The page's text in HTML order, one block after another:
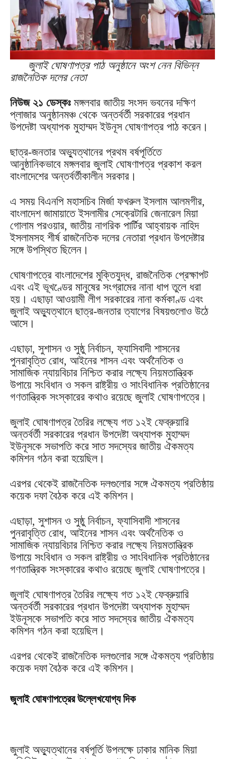
জুলাই ঘোষণাপত্র পাঠ অনুষ্ঠানে অংশ নেন বিভিন্ন
রাজনৈতিক দলের নেতা
নিউজ ২১ ডেস্কঃ মঙ্গলবার জাতীয় সংসদ ভবনের দক্ষিণ
প্লাজার অনুষ্ঠানমঞ্চ থেকে অন্তর্বর্তী সরকারের প্রধান
উপদেষ্টা অধ্যাপক মুহাম্মদ ইউনূস ঘোষণাপত্র পাঠ করেন।
ছাত্র-জনতার অভ্যুত্থানের প্রথম বর্ষপূর্তিতে
আনুষ্ঠানিকভাবে মঙ্গলবার জুলাই ঘোষণাপত্র প্রকাশ করল
বাংলাদেশের অন্তর্বর্তীকালীন সরকার।
এ সময় বিএনপি মহাসচিব মির্জা ফখরুল ইসলাম আলমগীর,
বাংলাদেশ জামায়াতে ইসলামীর সেক্রেটারি জেনারেল মিয়া
গোলাম পরওয়ার, জাতীয় নাগরিক পার্টির আহ্বায়ক নাহিদ
ইসলামসহ শীর্ষ রাজনৈতিক দলের নেতারা প্রধান উপদেষ্টার
সঙ্গে উপস্থিত ছিলেন।
ঘোষণাপত্রে বাংলাদেশের মুক্তিযুদ্ধ, রাজনৈতিক প্রেক্ষাপট
এবং এই ভূখণ্ডের মানুষের সংগ্রামের নানা ধাপ তুলে ধরা
হয়। এছাড়া আওয়ামী লীগ সরকারের নানা কর্মকাণ্ড এবং
জুলাই অভ্যুত্থানে ছাত্র-জনতার ত্যাগের বিষয়গুলোও উঠে
আসে।
এছাড়া, সুশাসন ও সুষ্ঠু নির্বাচন, ফ্যাসিবাদী শাসনের
পুনরাবৃত্তি রোধ, আইনের শাসন এবং অর্থনৈতিক ও
সামাজিক ন্যায়বিচার নিশ্চিত করার লক্ষ্যে নিয়মতান্ত্রিক
উপায়ে সংবিধান ও সকল রাষ্ট্রীয় ও সাংবিধানিক প্রতিষ্ঠানের
গণতান্ত্রিক সংস্কারের কথাও রয়েছে জুলাই ঘোষণাপত্রে।
জুলাই ঘোষণাপত্র তৈরির লক্ষ্যে গত ১২ই ফেব্রুয়ারি
অন্তর্বর্তী সরকারের প্রধান উপদেষ্টা অধ্যাপক মুহাম্মদ
ইউনূসকে সভাপতি করে সাত সদস্যের জাতীয় ঐকমত্য
কমিশন গঠন করা হয়েছিল।
এরপর থেকেই রাজনৈতিক দলগুলোর সঙ্গে ঐকমত্য প্রতিষ্ঠায়
কয়েক দফা বৈঠক করে এই কমিশন।
এছাড়া, সুশাসন ও সুষ্ঠু নির্বাচন, ফ্যাসিবাদী শাসনের
পুনরাবৃত্তি রোধ, আইনের শাসন এবং অর্থনৈতিক ও
সামাজিক ন্যায়বিচার নিশ্চিত করার লক্ষ্যে নিয়মতান্ত্রিক
উপায়ে সংবিধান ও সকল রাষ্ট্রীয় ও সাংবিধানিক প্রতিষ্ঠানের
গণতান্ত্রিক সংস্কারের কথাও রয়েছে জুলাই ঘোষণাপত্রে।
জুলাই ঘোষণাপত্র তৈরির লক্ষ্যে গত ১২ই ফেব্রুয়ারি
অন্তর্বর্তী সরকারের প্রধান উপদেষ্টা অধ্যাপক মুহাম্মদ
ইউনূসকে সভাপতি করে সাত সদস্যের জাতীয় ঐকমত্য
কমিশন গঠন করা হয়েছিল।
এরপর থেকেই রাজনৈতিক দলগুলোর সঙ্গে ঐকমত্য প্রতিষ্ঠায়
কয়েক দফা বৈঠক করে এই কমিশন।
জুলাই ঘোষণাপত্রের উল্লেখযোগ্য দিক
জুলাই অভ্যুত্থানের বর্ষপূর্তি উপলক্ষে ঢাকার মানিক মিয়া